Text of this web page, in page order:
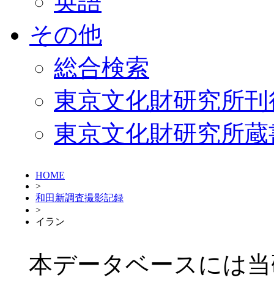
その他
総合検索
東京文化財研究所
東京文化財研究所
HOME
>
和田新調査撮影記録
>
イラン
本データベースには